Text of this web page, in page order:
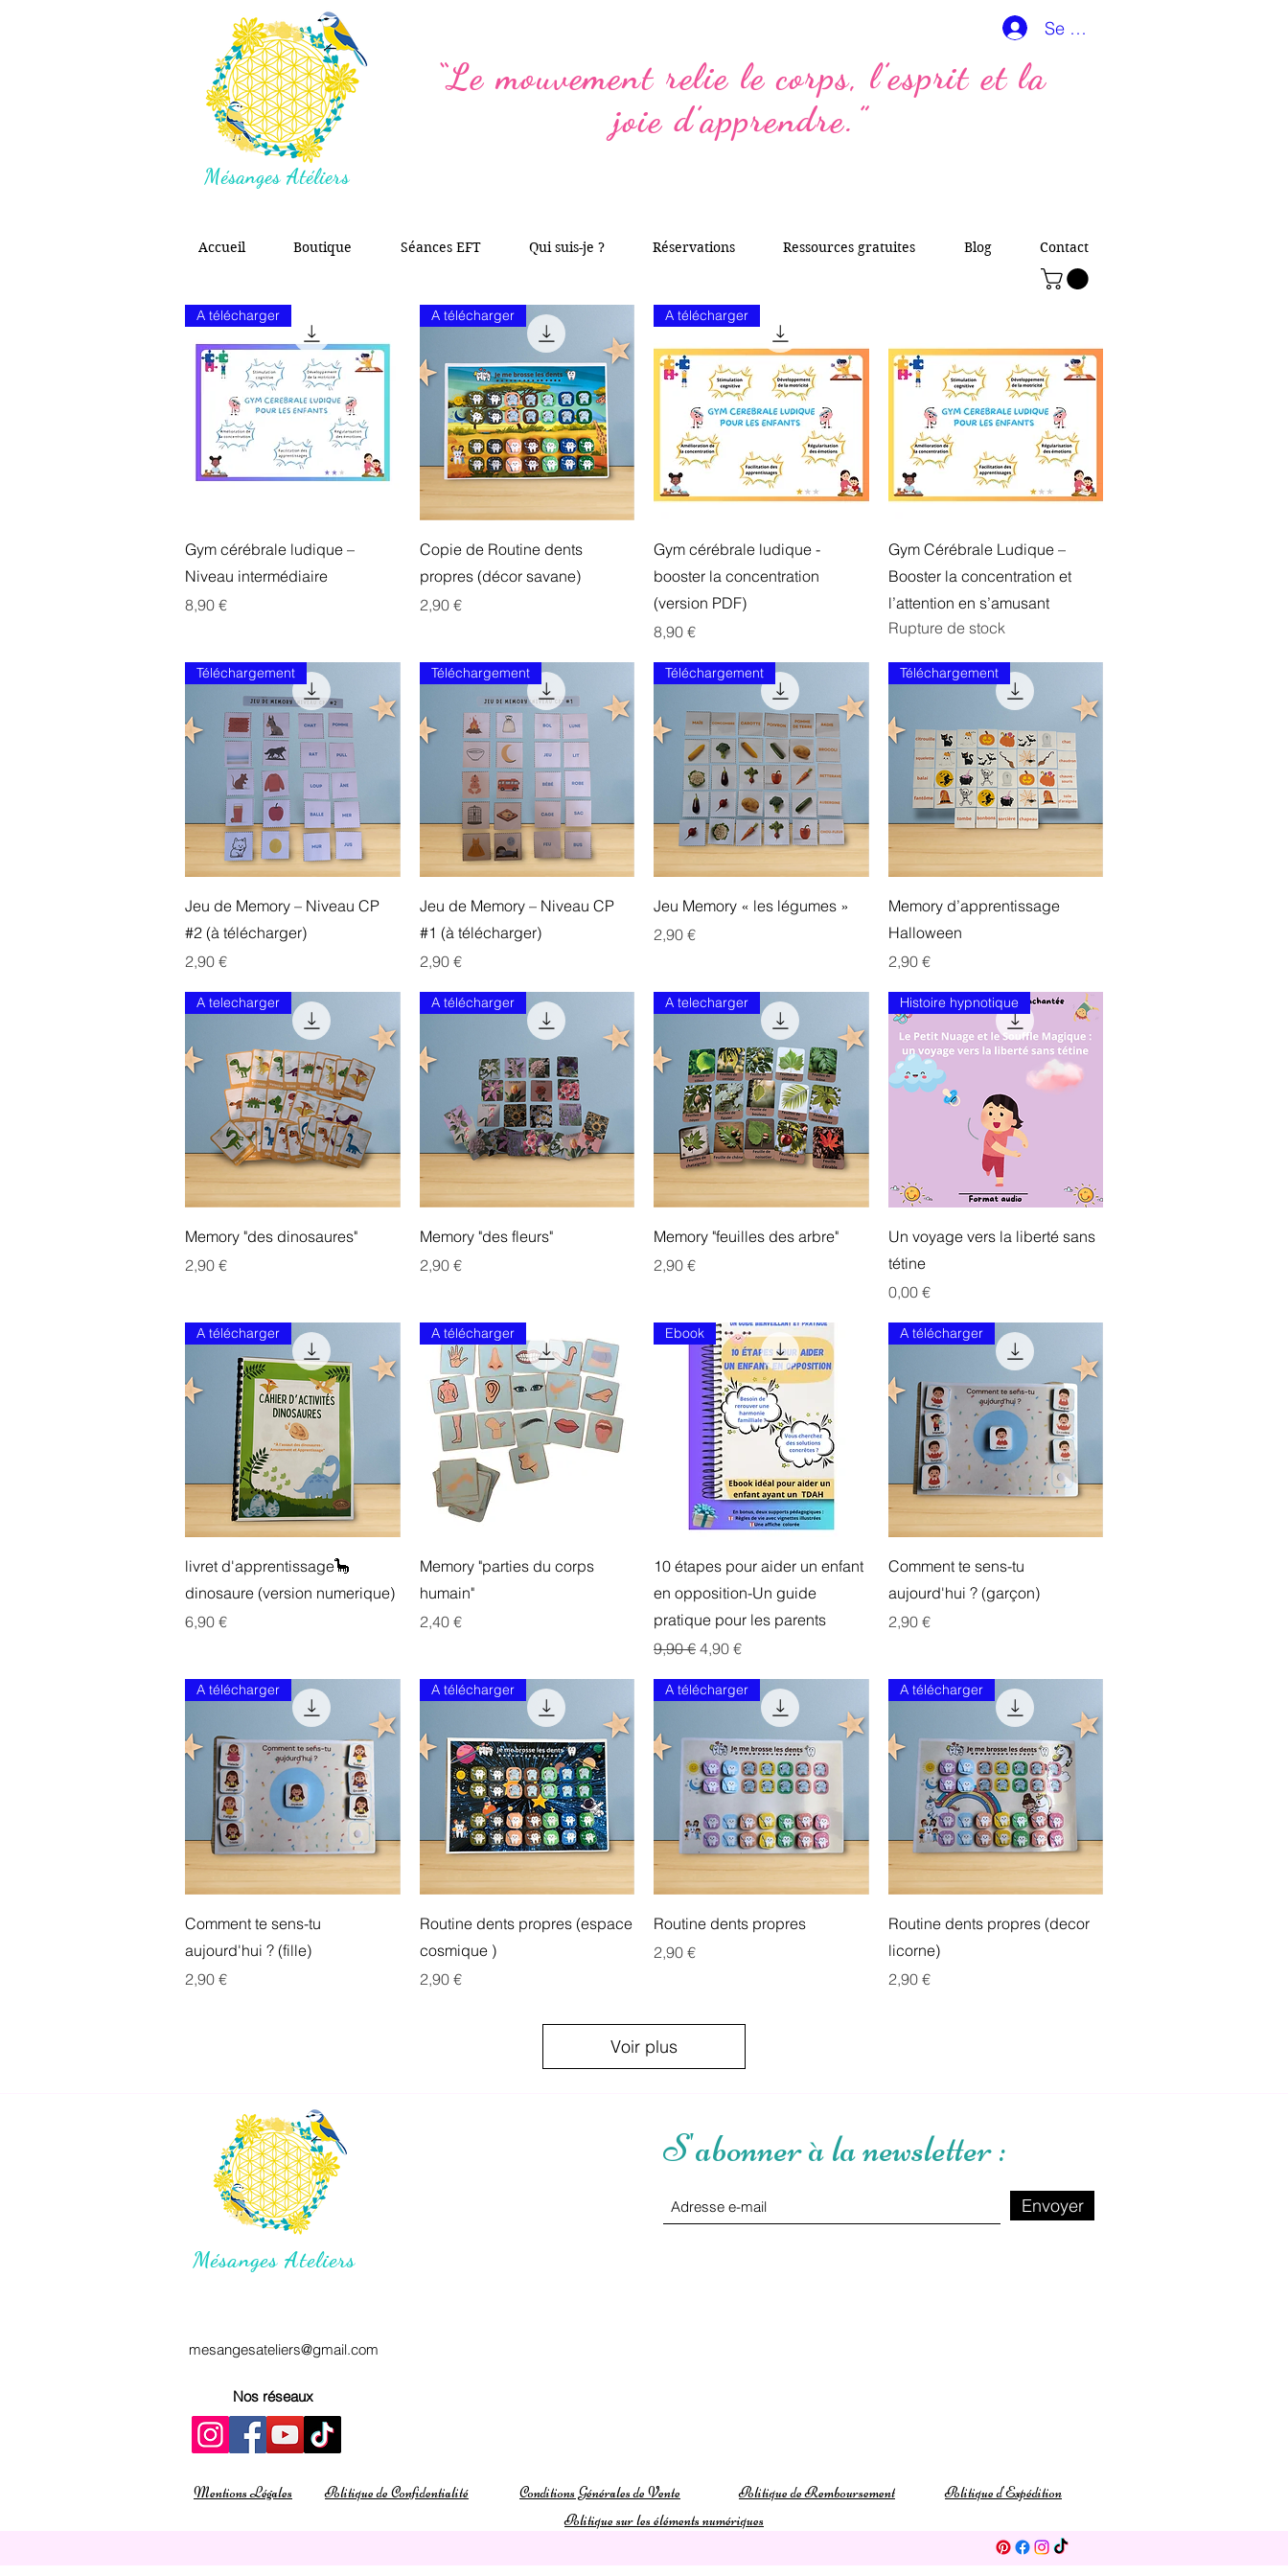
“Le mouvement relie le corps, l’esprit et la
joie d’apprendre.”
Mésanges Atéliers
Se connecter
Accueil Boutique Séances EFT Qui suis-je ? Réservations Ressources gratuites Blog Contact
Aperçu rapide
A télécharger
Gym cérébrale ludique –
Niveau intermédiaire
Prix
8,90 €
Aperçu rapide
A télécharger
Copie de Routine dents
propres (décor savane)
Prix
2,90 €
Aperçu rapide
A télécharger
Gym cérébrale ludique -
booster la concentration
(version PDF)
Prix
8,90 €
Aperçu rapide
Gym Cérébrale Ludique –
Booster la concentration et
l’attention en s’amusant
Rupture de stock
Aperçu rapide
Téléchargement
Jeu de Memory – Niveau CP
#2 (à télécharger)
Prix
2,90 €
Aperçu rapide
Téléchargement
Jeu de Memory – Niveau CP
#1 (à télécharger)
Prix
2,90 €
Aperçu rapide
Téléchargement
Jeu Memory « les légumes »
Prix
2,90 €
Aperçu rapide
Téléchargement
Memory d’apprentissage
Halloween
Prix
2,90 €
Aperçu rapide
A telecharger
Memory "des dinosaures"
Prix
2,90 €
Aperçu rapide
A télécharger
Memory "des fleurs"
Prix
2,90 €
Aperçu rapide
A telecharger
Memory "feuilles des arbre"
Prix
2,90 €
Aperçu rapide
Histoire hypnotique
Un voyage vers la liberté sans
tétine
Prix
0,00 €
Aperçu rapide
A télécharger
livret d'apprentissage🦕
dinosaure (version numerique)
Prix
6,90 €
Aperçu rapide
A télécharger
Memory "parties du corps
humain"
Prix
2,40 €
Aperçu rapide
Ebook
10 étapes pour aider un enfant
en opposition-Un guide
pratique pour les parents
Prix original
9,90 € Prix promotionnel
4,90 €
Aperçu rapide
A télécharger
Comment te sens-tu
aujourd'hui ? (garçon)
Prix
2,90 €
Aperçu rapide
A télécharger
Comment te sens-tu
aujourd'hui ? (fille)
Prix
2,90 €
Aperçu rapide
A télécharger
Routine dents propres (espace
cosmique )
Prix
2,90 €
Aperçu rapide
A télécharger
Routine dents propres
Prix
2,90 €
Aperçu rapide
A télécharger
Routine dents propres (decor
licorne)
Prix
2,90 €
Voir plus
Mésanges Ateliers
S'abonner à la newsletter :
Envoyer
mesangesateliers@gmail.com
Nos réseaux
Mentions Légales Politique de Confidentialité Conditions Générales de Vente Politique de Remboursement
Politique d'Expédition
Politique sur les éléments numériques